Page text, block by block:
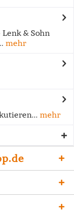
& Sohn
mehr
mehr